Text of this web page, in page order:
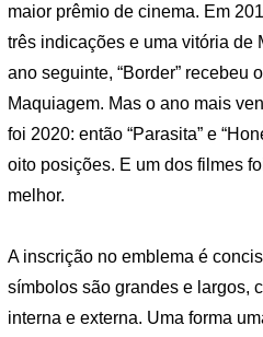
maior prêmio de cinema. Em
três indicações e uma vitória de
ano seguinte, “Border” recebeu
Maquiagem. Mas o ano mais
foi 2020: então “Parasita” e
oito posições. E um dos filmes
melhor.
A inscrição no emblema é
símbolos são grandes e largos,
interna e externa. Uma forma